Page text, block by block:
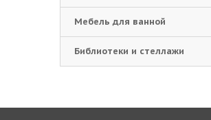
Мебель для ванной
Библиотеки и стеллажи